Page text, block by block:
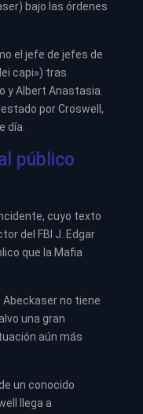
bajo las órdenes
el jefe de jefes de
capi») tras
y Albert Anastasia.
por Croswell,
día.
público
cuyo texto
del FBI J. Edgar
que la Mafia
no tiene
una gran
aún más
un conocido
llega a